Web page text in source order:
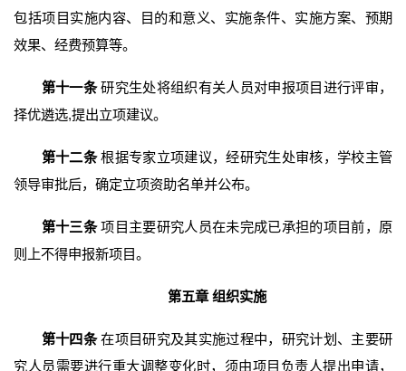
包括项目实施内容、目的和意义、实施条件、实施方案、预期
效果、经费预算等。
第十一条研究生处将组织有关人员对申报项目进行评审，
择优遴选,提出立项建议。
第十二条根据专家立项建议，经研究生处审核，学校主管
领导审批后，确定立项资助名单并公布。
第十三条项目主要研究人员在未完成已承担的项目前，原
则上不得申报新项目。
第五章 组织实施
第十四条在项目研究及其实施过程中，研究计划、主要研
究人员需要进行重大调整变化时，须由项目负责人提出申请，